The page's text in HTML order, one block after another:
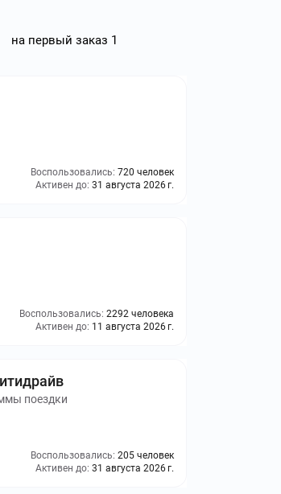
на первый заказ 1
Воспользовались: 720 человек
Активен до: 31 августа 2026 г.
Воспользовались: 2292 человека
Активен до: 11 августа 2026 г.
поездки
Воспользовались: 205 человек
Активен до: 31 августа 2026 г.